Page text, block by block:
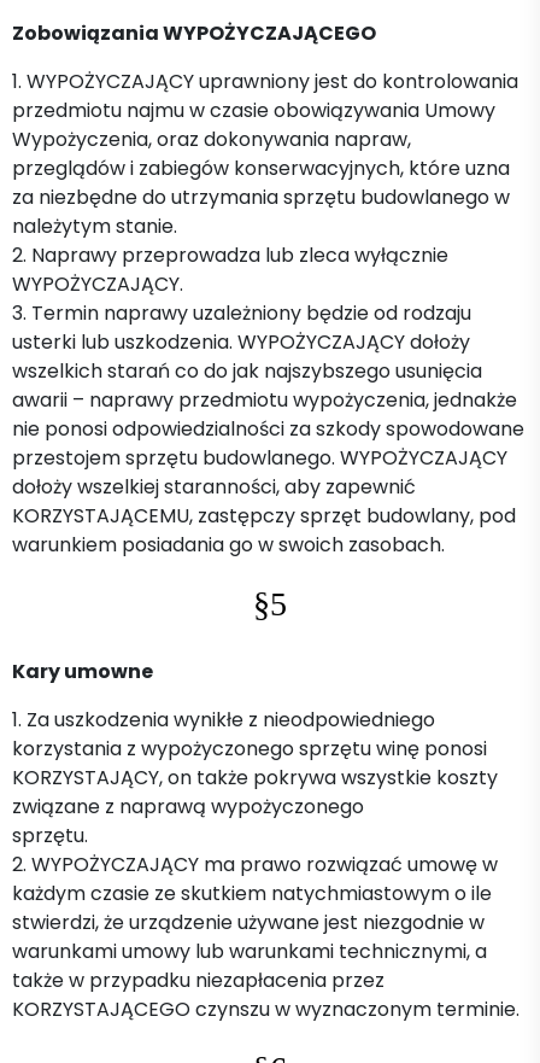
Zobowiązania WYPOŻYCZAJĄCEGO
1. WYPOŻYCZAJĄCY uprawniony jest do kontrolowania
przedmiotu najmu w czasie obowiązywania Umowy
Wypożyczenia, oraz dokonywania napraw,
przeglądów i zabiegów konserwacyjnych, które uzna
za niezbędne do utrzymania sprzętu budowlanego w
należytym stanie.
2. Naprawy przeprowadza lub zleca wyłącznie
WYPOŻYCZAJĄCY.
3. Termin naprawy uzależniony będzie od rodzaju
usterki lub uszkodzenia. WYPOŻYCZAJĄCY dołoży
wszelkich starań co do jak najszybszego usunięcia
awarii – naprawy przedmiotu wypożyczenia, jednakże
nie ponosi odpowiedzialności za szkody spowodowane
przestojem sprzętu budowlanego. WYPOŻYCZAJĄCY
dołoży wszelkiej staranności, aby zapewnić
KORZYSTAJĄCEMU, zastępczy sprzęt budowlany, pod
warunkiem posiadania go w swoich zasobach.
§5
Kary umowne
1. Za uszkodzenia wynikłe z nieodpowiedniego
korzystania z wypożyczonego sprzętu winę ponosi
KORZYSTAJĄCY, on także pokrywa wszystkie koszty
związane z naprawą wypożyczonego
sprzętu.
2. WYPOŻYCZAJĄCY ma prawo rozwiązać umowę w
każdym czasie ze skutkiem natychmiastowym o ile
stwierdzi, że urządzenie używane jest niezgodnie w
warunkami umowy lub warunkami technicznymi, a
także w przypadku niezapłacenia przez
KORZYSTAJĄCEGO czynszu w wyznaczonym terminie.